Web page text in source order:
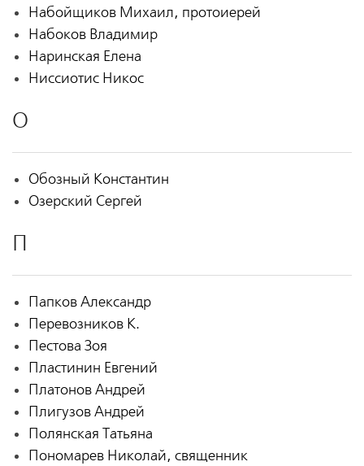
Набойщиков Михаил, протоиерей
Набоков Владимир
Наринская Елена
Ниссиотис Никос
О
Обозный Константин
Озерский Сергей
П
Папков Александр
Перевозников К.
Пестова Зоя
Пластинин Евгений
Платонов Андрей
Плигузов Андрей
Полянская Татьяна
Пономарев Николай, священник